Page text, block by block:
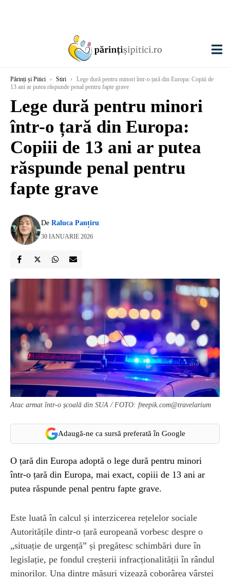
Părinți și Pitici › Stiri ›
Lege dură pentru minori într-o țară din Europa: Copiii de
13 ani ar putea răspunde penal pentru fapte grave
Lege dură pentru minori
într-o țară din Europa:
Copiii de 13 ani ar putea
răspunde penal pentru
fapte grave
De Raluca Panțiru
30 IANUARIE 2026
Atac armat într-o școală din SUA / FOTO: freepik.com@travelarium
Adaugă-ne ca sursă preferată în Google
O țară din Europa adoptă o lege dură pentru minori
într-o țară din Europa, mai exact, copiii de 13 ani ar
putea răspunde penal pentru fapte grave.
Este luată în calcul și interzicerea rețelelor sociale
Autoritățile dintr-o țară europeană vorbesc despre o
„situație de urgență” și pregătesc schimbări dure în
legislație, pe fondul creșterii infracționalității în rândul
minorilor. Una dintre măsuri vizează coborârea vârstei